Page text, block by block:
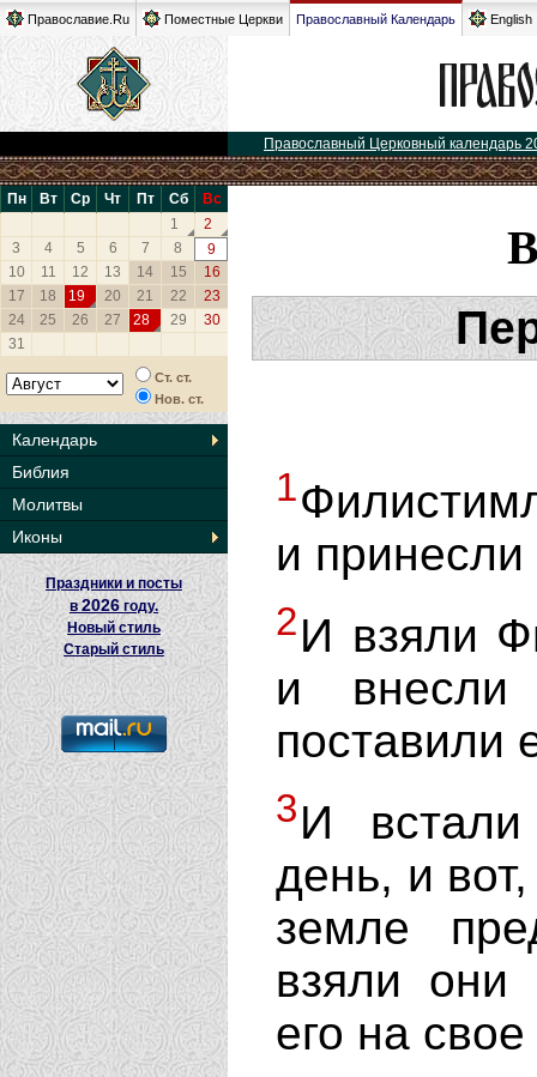
Православие.Ru Поместные Церкви Православный Календарь English
Православный Церковный календарь
Пн Вт Ср Чт Пт Сб
Вс
1
2
3
4 5 6 7 8
9
10
11 12 13 14 15
16
17
18 19 20 21 22
23
24
25 26 27 28 29
30
31
Ст. ст.
Нов. ст.
Календарь
Библия
Молитвы
Иконы
Праздники и посты
в2026 году.
Новый стиль
Старый стиль
1
и принесли
2И взяли
и
поставили
3И
день, и
земле
взяли они
его на